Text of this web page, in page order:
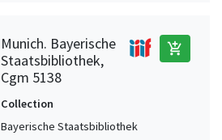
Munich. Bayerische
Staatsbibliothek,
Cgm 5138
add_shopping_cart
Collection
Bayerische Staatsbibliothek